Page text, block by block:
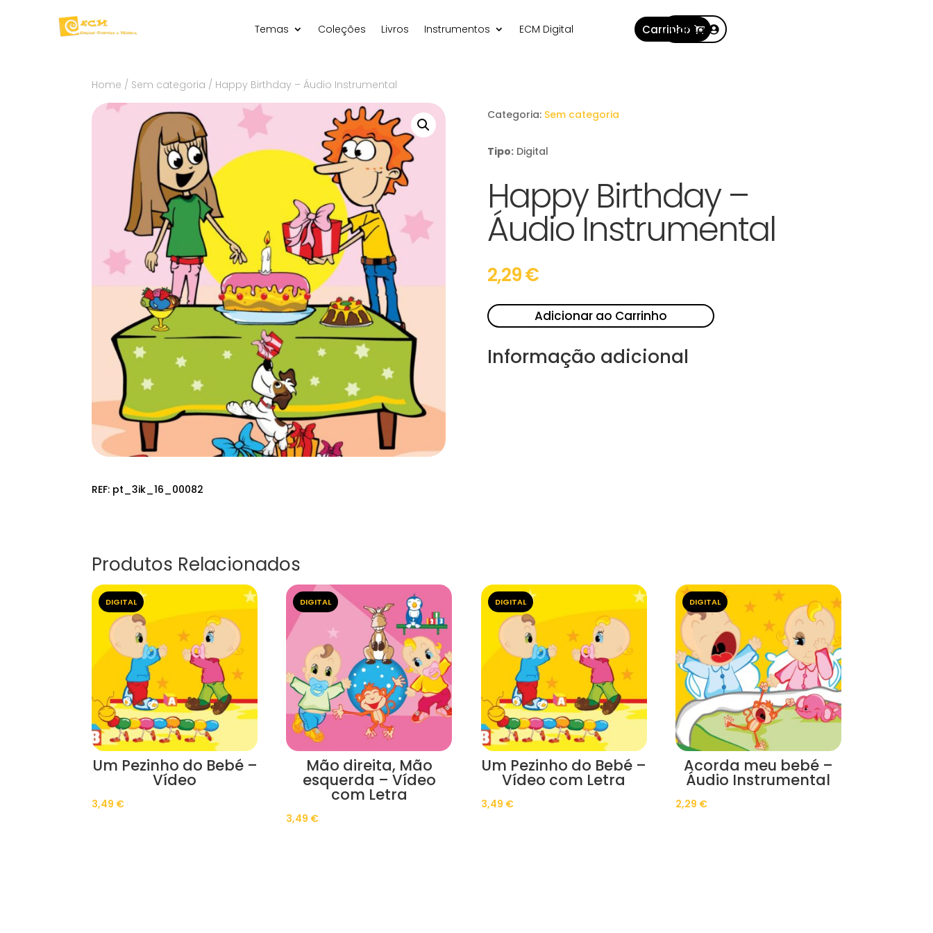
Temas Coleções Livros Instrumentos ECM Digital Carrinho
Conta
Home / Sem categoria / Happy Birthday – Áudio Instrumental
REF: pt_3ik_16_00082
Categoria: Sem categoria
Tipo: Digital
Happy Birthday –
Áudio Instrumental
2,29€
Adicionar ao Carrinho
Informação adicional
Produtos Relacionados
DIGITAL
Um Pezinho do Bebé –
Vídeo
3,49 €
DIGITAL
Mão direita, Mão
esquerda – Vídeo
com Letra
3,49 €
DIGITAL
Um Pezinho do Bebé –
Vídeo com Letra
3,49 €
DIGITAL
Acorda meu bebé –
Áudio Instrumental
2,29 €